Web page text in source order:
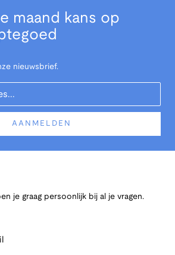
maand kans op
nieuwsbrief.
AANMELDEN
je graag persoonlijk bij al je vragen.